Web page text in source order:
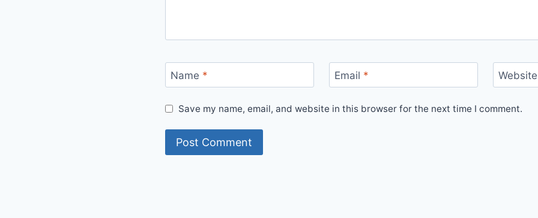
Name * Email * Website
Save my name, email, and website in this browser for the next time I comment.